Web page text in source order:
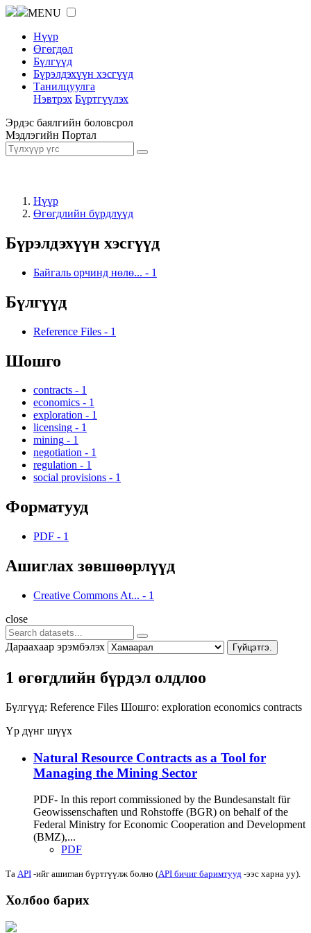
MENU
Нүүр
Өгөгдөл
Бүлгүүд
Бүрэлдэхүүн хэсгүүд
Танилцуулга
Нэвтрэх Бүртгүүлэх
Эрдэс баялгийн боловсрол
Мэдлэгийн Портал
Нүүр
Өгөгдлийн бүрдлүүд
Бүрэлдэхүүн хэсгүүд
Байгаль орчинд нөлө... - 1
Бүлгүүд
Reference Files - 1
Шошго
contracts - 1
economics - 1
exploration - 1
licensing - 1
mining - 1
negotiation - 1
regulation - 1
social provisions - 1
Форматууд
PDF - 1
Ашиглах зөвшөөрлүүд
Creative Commons At... - 1
close
Дараахаар эрэмбэлэх Гүйцэтгэ.
1 өгөгдлийн бүрдэл олдлоо
Бүлгүүд: Reference Files Шошго: exploration economics contracts
Үр дүнг шүүх
Natural Resource Contracts as a Tool for
Managing the Mining Sector
PDF- In this report commissioned by the Bundesanstalt für
Geowissenschaften und Rohstoffe (BGR) on behalf of the
Federal Ministry for Economic Cooperation and Development
(BMZ),...
PDF
Та API -ийг ашиглан бүртгүүлж болно (API бичиг баримтууд -ээс харна уу).
Холбоо барих